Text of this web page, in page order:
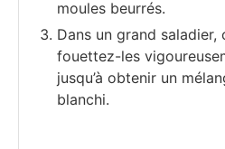
moules beurrés.
Dans un grand
fouettez-les
jusqu’à obtenir un
blanchi.